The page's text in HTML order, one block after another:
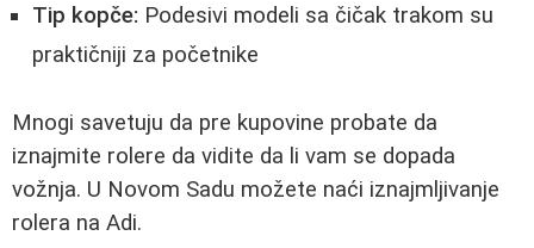
Tip kopče: Podesivi modeli sa čičak trakom su
praktičniji za početnike
Mnogi savetuju da pre kupovine probate da
iznajmite rolere da vidite da li vam se dopada
vožnja. U Novom Sadu možete naći iznajmljivanje
rolera na Adi.